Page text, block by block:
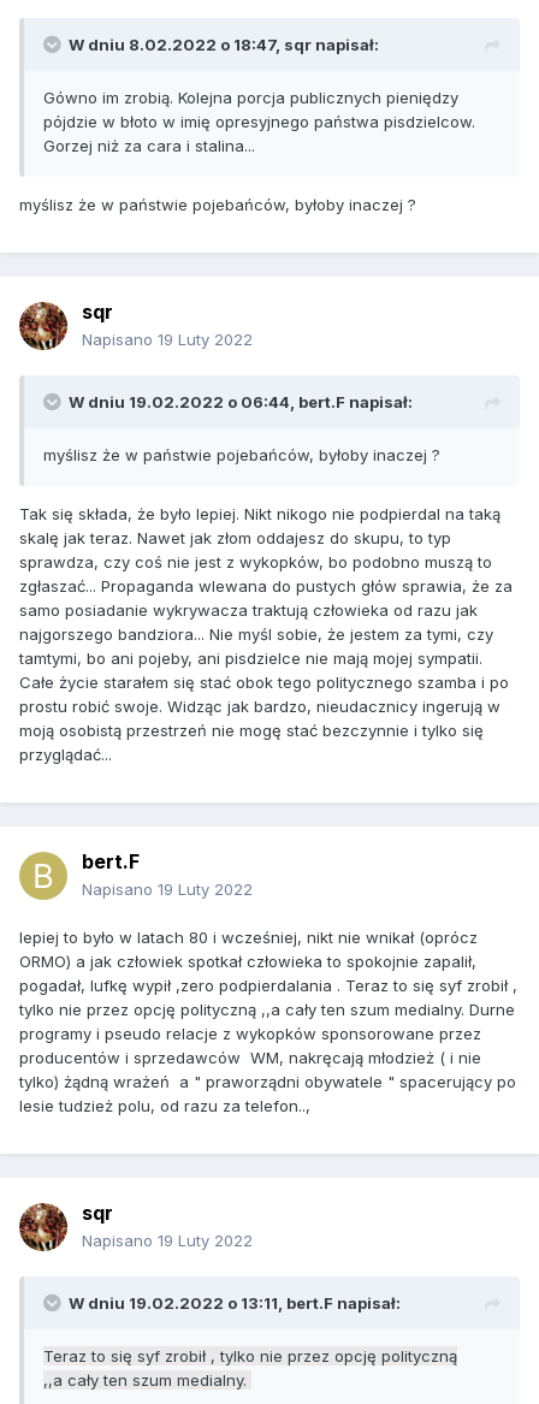
W dniu 8.02.2022 o 18:47, sqr napisał:
Gówno im zrobią. Kolejna porcja publicznych pieniędzy
pójdzie w błoto w imię opresyjnego państwa pisdzielcow.
Gorzej niż za cara i stalina...
myślisz że w państwie pojebańców, byłoby inaczej ?
sqr
Napisano 19 Luty 2022
W dniu 19.02.2022 o 06:44, bert.F napisał:
myślisz że w państwie pojebańców, byłoby inaczej ?
Tak się składa, że było lepiej. Nikt nikogo nie podpierdal na taką
skalę jak teraz. Nawet jak złom oddajesz do skupu, to typ
sprawdza, czy coś nie jest z wykopków, bo podobno muszą to
zgłaszać... Propaganda wlewana do pustych głów sprawia, że za
samo posiadanie wykrywacza traktują człowieka od razu jak
najgorszego bandziora... Nie myśl sobie, że jestem za tymi, czy
tamtymi, bo ani pojeby, ani pisdzielce nie mają mojej sympatii.
Całe życie starałem się stać obok tego politycznego szamba i po
prostu robić swoje. Widząc jak bardzo, nieudacznicy ingerują w
moją osobistą przestrzeń nie mogę stać bezczynnie i tylko się
przyglądać...
bert.F
Napisano 19 Luty 2022
lepiej to było w latach 80 i wcześniej, nikt nie wnikał (oprócz
ORMO) a jak człowiek spotkał człowieka to spokojnie zapalił,
pogadał, lufkę wypił ,zero podpierdalania . Teraz to się syf zrobił ,
tylko nie przez opcję polityczną ,,a cały ten szum medialny. Durne
programy i pseudo relacje z wykopków sponsorowane przez
producentów i sprzedawców WM, nakręcają młodzież ( i nie
tylko) żądną wrażeń a " praworządni obywatele " spacerujący po
lesie tudzież polu, od razu za telefon..,
sqr
Napisano 19 Luty 2022
W dniu 19.02.2022 o 13:11, bert.F napisał:
Teraz to się syf zrobił , tylko nie przez opcję polityczną
,,a cały ten szum medialny.